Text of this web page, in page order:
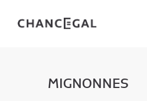
MIGNONNES